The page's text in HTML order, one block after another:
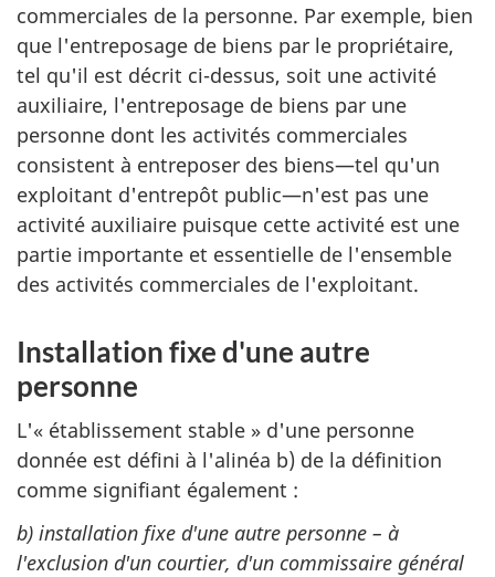
commerciales de la personne. Par exemple, bien
que l'entreposage de biens par le propriétaire,
tel qu'il est décrit ci-dessus, soit une activité
auxiliaire, l'entreposage de biens par une
personne dont les activités commerciales
consistent à entreposer des biens—tel qu'un
exploitant d'entrepôt public—n'est pas une
activité auxiliaire puisque cette activité est une
partie importante et essentielle de l'ensemble
des activités commerciales de l'exploitant.
Installation fixe d'une autre
personne
L'« établissement stable » d'une personne
donnée est défini à l'alinéa b) de la définition
comme signifiant également :
b) installation fixe d'une autre personne – à
l'exclusion d'un courtier, d'un commissaire général